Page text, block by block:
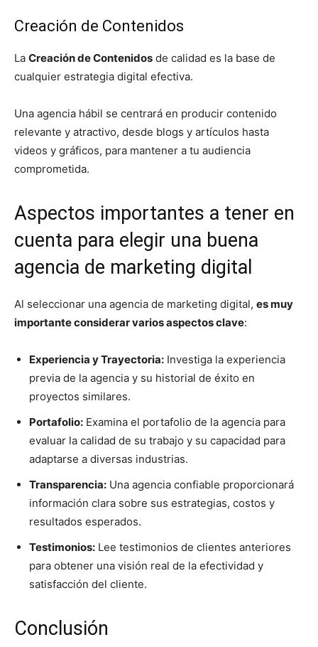
Creación de Contenidos
La Creación de Contenidos de calidad es la base de
cualquier estrategia digital efectiva.
Una agencia hábil se centrará en producir contenido
relevante y atractivo, desde blogs y artículos hasta
videos y gráficos, para mantener a tu audiencia
comprometida.
Aspectos importantes a tener en
cuenta para elegir una buena
agencia de marketing digital
Al seleccionar una agencia de marketing digital, es muy
importante considerar varios aspectos clave:
Experiencia y Trayectoria: Investiga la experiencia
previa de la agencia y su historial de éxito en
proyectos similares.
Portafolio: Examina el portafolio de la agencia para
evaluar la calidad de su trabajo y su capacidad para
adaptarse a diversas industrias.
Transparencia: Una agencia confiable proporcionará
información clara sobre sus estrategias, costos y
resultados esperados.
Testimonios: Lee testimonios de clientes anteriores
para obtener una visión real de la efectividad y
satisfacción del cliente.
Conclusión